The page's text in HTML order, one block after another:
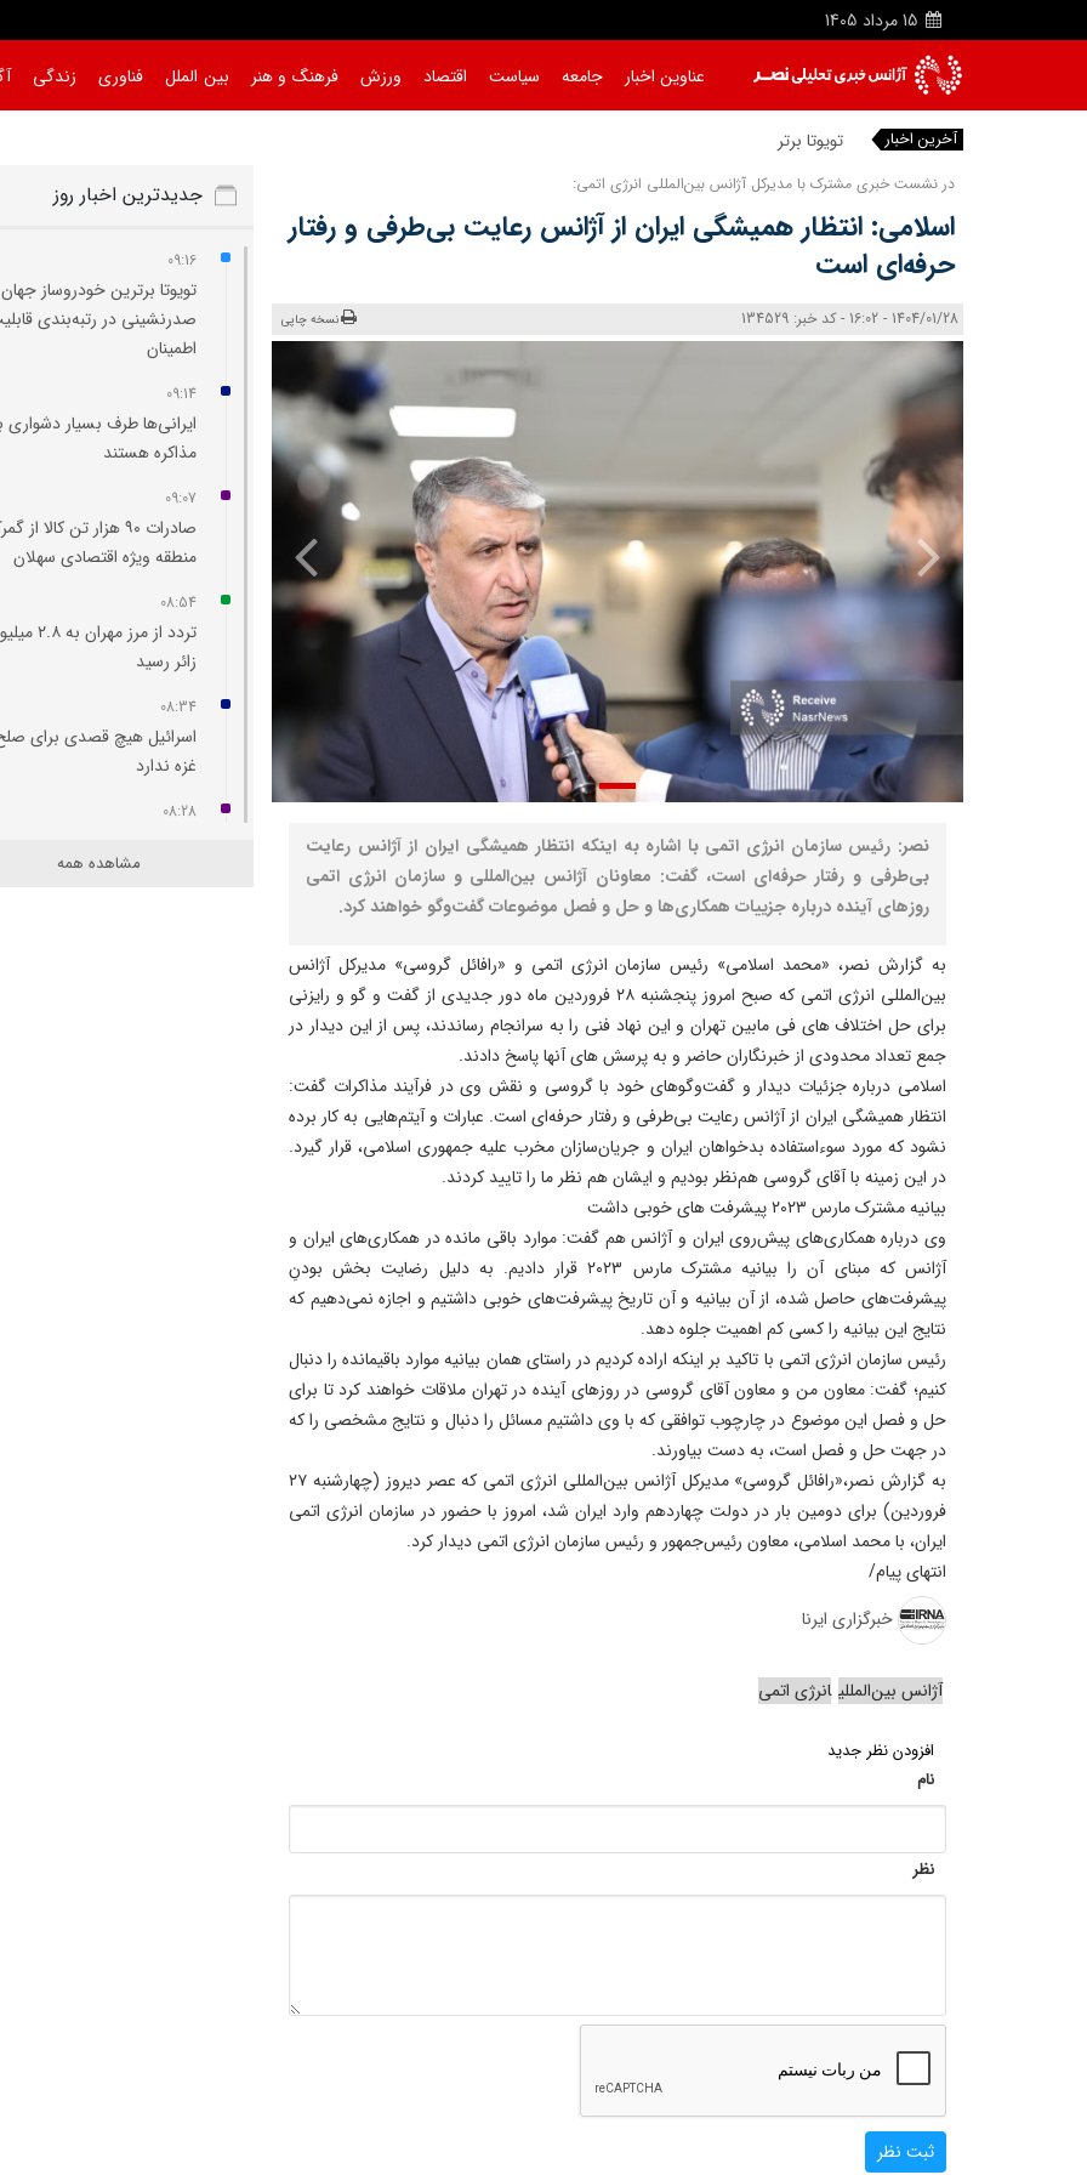
15 مرداد 1405
عناوین اخبار جامعه سیاست اقتصاد ورزش فرهنگ و هنر بین الملل فناوری زندگی
آخرین اخبار تویوتا برترین خودروساز
در نشست خبری مشترک با مدیرکل آژانس بین‌المللی انرژی اتمی:
اسلامی: انتظار همیشگی ایران از آژانس رعایت بی‌طرفی و رفتار
حرفه‌ای است
1404/01/28 - 16:02 - کد خبر: 134529 نسخه چاپی
نصر: رئیس سازمان انرژی اتمی با اشاره به اینکه انتظار همیشگی ایران از آژانس رعایت
بی‌طرفی و رفتار حرفه‌ای است، گفت: معاونان آژانس بین‌المللی و سازمان انرژی اتمی
روزهای آینده درباره جزییات همکاری‌ها و حل و فصل موضوعات گفت‌وگو خواهند کرد.
به گزارش نصر، «محمد اسلامی» رئیس سازمان انرژی اتمی و «رافائل گروسی» مدیرکل آژانس
بین‌المللی انرژی اتمی که صبح امروز پنجشنبه ۲۸ فروردین ماه دور جدیدی از گفت و گو و رایزنی
برای حل اختلاف های فی مابین تهران و این نهاد فنی را به سرانجام رساندند، پس از این دیدار در
جمع تعداد محدودی از خبرنگاران حاضر و به پرسش های آنها پاسخ دادند.
اسلامی درباره جزئیات دیدار و گفت‌وگوهای خود با گروسی و نقش وی در فرآیند مذاکرات گفت:
انتظار همیشگی ایران از آژانس رعایت بی‌طرفی و رفتار حرفه‌ای است. عبارات و آیتم‌هایی به کار برده
نشود که مورد سوءاستفاده بدخواهان ایران و جریان‌سازان مخرب علیه جمهوری اسلامی، قرار گیرد.
در این زمینه با آقای گروسی هم‌نظر بودیم و ایشان هم نظر ما را تایید کردند.
بیانیه‌ مشترک مارس ۲۰۲۳ پیشرفت های خوبی داشت
وی درباره همکاری‌های پیش‌روی ایران و آژانس هم گفت: موارد باقی مانده در همکاری‌های ایران و
آژانس که مبنای آن را بیانیه‌ مشترک مارس ۲۰۲۳ قرار دادیم. به دلیل رضایت بخش بودنِ
پیشرفت‌های حاصل شده، از آن بیانیه و آن تاریخ پیشرفت‌های خوبی داشتیم و اجازه نمی‌دهیم که
نتایج این بیانیه را کسی کم اهمیت جلوه دهد.
رئیس سازمان انرژی اتمی با تاکید بر اینکه اراده کردیم در راستای همان بیانیه موارد باقیمانده را دنبال
کنیم؛ گفت: معاون من و معاون آقای گروسی در روزهای آینده در تهران ملاقات خواهند کرد تا برای
حل و فصل این موضوع در چارچوب توافقی که با وی داشتیم مسائل را دنبال و نتایج مشخصی را که
در جهت حل و فصل است، به دست بیاورند.
به گزارش نصر،«رافائل گروسی» مدیرکل آژانس بین‌المللی انرژی اتمی که عصر دیروز (چهارشنبه ٢٧
فروردین) برای دومین بار در دولت چهاردهم وارد ایران شد، امروز با حضور در سازمان انرژی اتمی
ایران، با محمد اسلامی، معاون رئیس‌جمهور و رئیس سازمان انرژی اتمی دیدار کرد.
انتهای پیام/
خبرگزاری ایرنا
آژانس بین‌المللی انرژی اتمی
افزودن نظر جدید
نام
نظر
ثبت نظر
جدیدترین اخبار روز
09:16
تویوتا برترین خودروساز
صدرنشینی در رتبه‌بندی
اطمینان
09:14
ایرانی‌ها طرف بسیار دشواری
مذاکره هستند
09:07
صادرات ۹۰ هزار تن کالا از
منطقه ویژه اقتصادی سهلان
08:54
تردد از مرز مهران
زائر رسید
08:34
اسرائیل هیچ قصدی برای
غزه ندارد
08:28
و سرمایه‌گذاری بخش خصوصی
مشاهده همه